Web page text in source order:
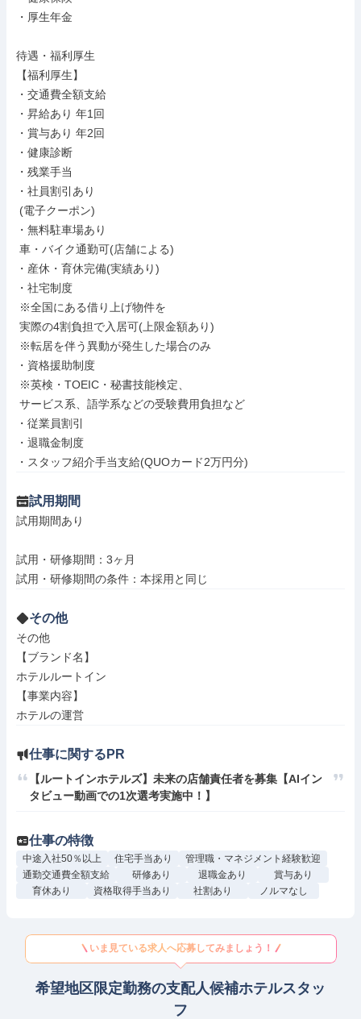
・厚生年金
待遇・福利厚生
【福利厚生】
・交通費全額支給
・昇給あり 年1回
・賞与あり 年2回
・健康診断
・残業手当
・社員割引あり
・無料駐車場あり
・産休・育休完備(実績あり)
・社宅制度
・資格援助制度
・従業員割引
・退職金制度
・スタッフ紹介手当支給(QUOカード2万円分)
試用期間
試用期間あり
試用・研修期間：3ヶ月
その他
その他
【ブランド名】
ホテルルートイン
【事業内容】
ホテルの運営
仕事に関するPR
【ルートインホテルズ】未来の店舗責任者を募集【AIイン
タビュー動画での1次選考実施中！】
仕事の特徴
中途入社50％以上 住宅手当あり
管理職・マネジメント経験歓迎
通勤交通費全額支給
研修あり 退職金あり
賞与あり
育休あり
資格取得手当あり 社割あり ノルマなし
いま見ている求人へ応募してみましょう！
希望地区限定勤務の支配人候補ホテルスタッ
フ